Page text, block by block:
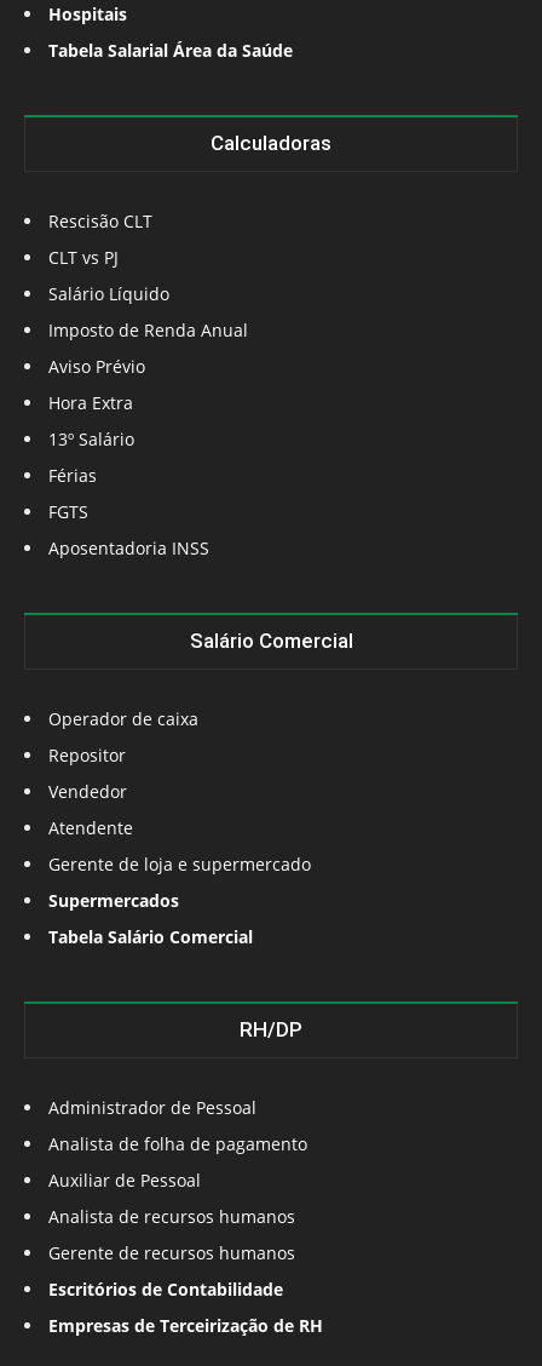
Hospitais
Tabela Salarial Área da Saúde
Calculadoras
Rescisão CLT
CLT vs PJ
Salário Líquido
Imposto de Renda Anual
Aviso Prévio
Hora Extra
13º Salário
Férias
FGTS
Aposentadoria INSS
Salário Comercial
Operador de caixa
Repositor
Vendedor
Atendente
Gerente de loja e supermercado
Supermercados
Tabela Salário Comercial
RH/DP
Administrador de Pessoal
Analista de folha de pagamento
Auxiliar de Pessoal
Analista de recursos humanos
Gerente de recursos humanos
Escritórios de Contabilidade
Empresas de Terceirização de RH